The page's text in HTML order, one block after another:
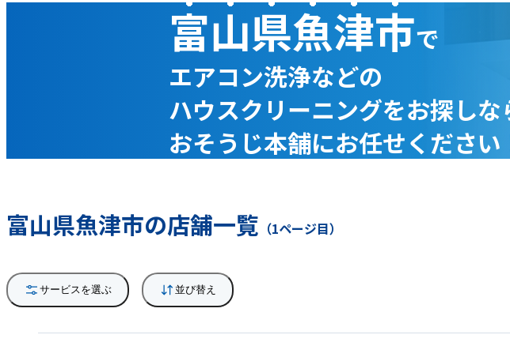
富山県魚津市で
エアコン洗浄などの
ハウスクリーニングをお探しな
おそうじ本舗にお任せください
富山県魚津市の店舗一覧 （1ページ目）
サービスを選ぶ 並び替え